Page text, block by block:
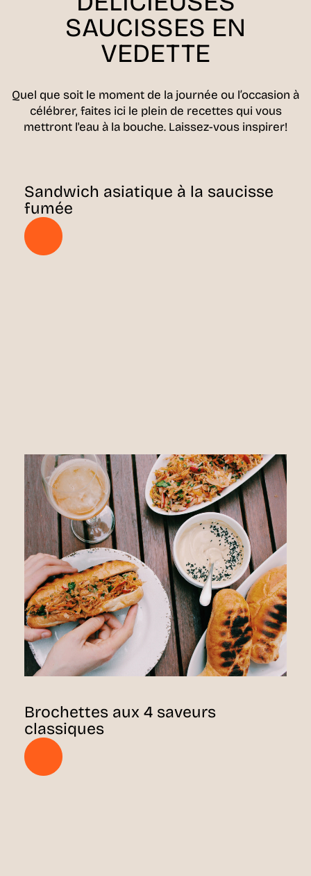
SAUCISSES EN
VEDETTE
Quel que soit le moment de la journée ou l’occasion à
célébrer, faites ici le plein de recettes qui vous
mettront l'eau à la bouche. Laissez-vous inspirer!
Sandwich asiatique à la saucisse
fumée
Brochettes aux 4 saveurs
classiques